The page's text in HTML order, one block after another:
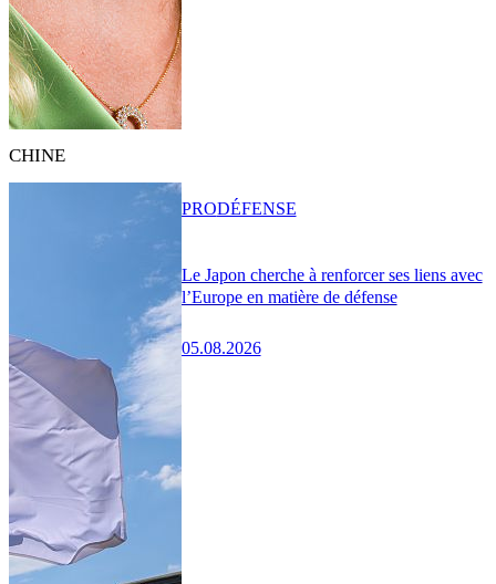
CHINE
Le Japon cherche à renforcer ses liens avec
l’Europe en matière de défense
05.08.2026
PRODÉFENSE